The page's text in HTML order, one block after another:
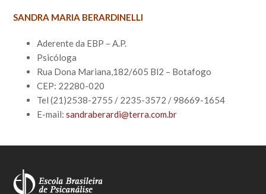
SANDRA MARIA BERARDINELLI
Aderente da EBP – A.P.
Psicóloga
Rua Dona Mariana,182/605 Bl2 – Botafogo
CEP: 22280-020
Tel (21)2538-2755 / 2235-3572 / 98669-1654
E-mail:sandraberardi@terra.com.br